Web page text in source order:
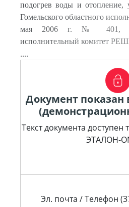
подогрев воды и отопление,
Гомельского областного
мая 2006 г. № 401,
исполнительный комитет
....
Документ
Текст документа доступен
ЭТАЛОН-
Эл. почта / Телефон